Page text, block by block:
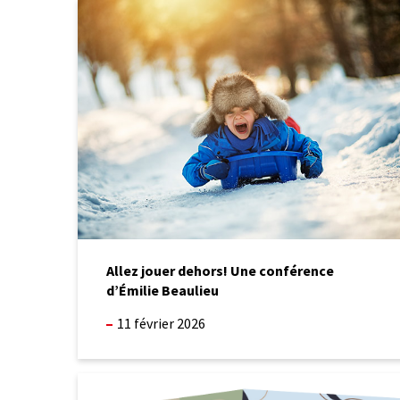
Allez jouer dehors! Une conférence
d’Émilie Beaulieu
11 février 2026
dehors!
Une
conférence
d’Émilie
Beaulieu